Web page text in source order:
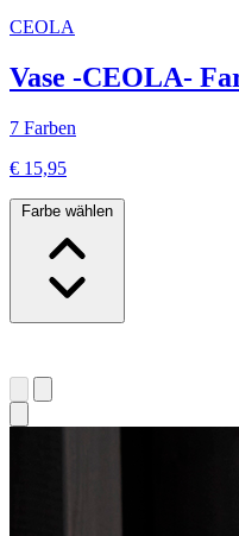
CEOLA
Vase -CEOLA-
7 Farben
€ 15,95
Farbe wählen